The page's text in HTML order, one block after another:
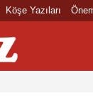
Köşe Yazıları